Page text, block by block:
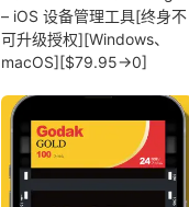
– iOS 设备管理工具[终身不
可升级授权][Windows、
macOS][$79.95→0]